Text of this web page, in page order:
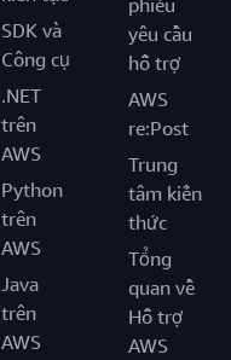
SDK và
Công cụ
.NET
trên
AWS
Python
trên
AWS
Java
trên
AWS
phiếu
yêu cầu
hỗ trợ
AWS
re:Post
Trung
tâm kiến
thức
Tổng
quan về
Hỗ trợ
AWS